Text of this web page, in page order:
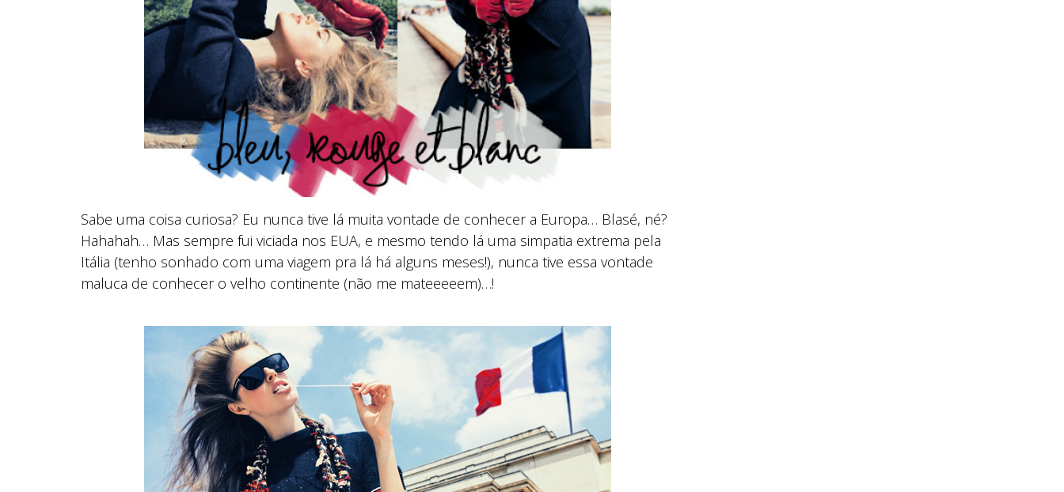
Sabe uma coisa curiosa? Eu nunca tive lá muita vontade de conhecer a Europa… Blasé, né?
Hahahah… Mas sempre fui viciada nos EUA, e mesmo tendo lá uma simpatia extrema pela
Itália (tenho sonhado com uma viagem pra lá há alguns meses!), nunca tive essa vontade
maluca de conhecer o velho continente (não me mateeeeem)…!